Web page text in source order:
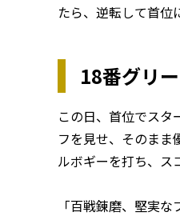
たら、逆転して首位
18番グリ
この日、首位でスタ
フを見せ、そのま
ルボギーを打ち、ス
「百戦錬磨、堅実